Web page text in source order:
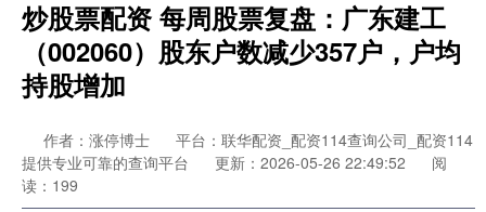
炒股票配资 每周股票复盘：广东建工
（002060）股东户数减少357户，户均
持股增加
作者：涨停博士
平台：联华配资_配资114查询公司_配资114
提供专业可靠的查询平台
更新：2026-05-26 22:49:52
阅
读：199